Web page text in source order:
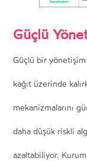
Güçlü
Güçlü bir
kağıt üzerinde
mekanizmalarını
daha düşük riskli
azaltabiliyor.